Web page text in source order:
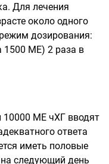
Для лечения
около одного
дозирования:
ME) 2 раза в
10000 ME чХГ вводят
ответа
иметь половые
следующий день